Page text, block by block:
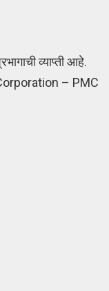
व्याप्ती आहे.
Corporation – PMC